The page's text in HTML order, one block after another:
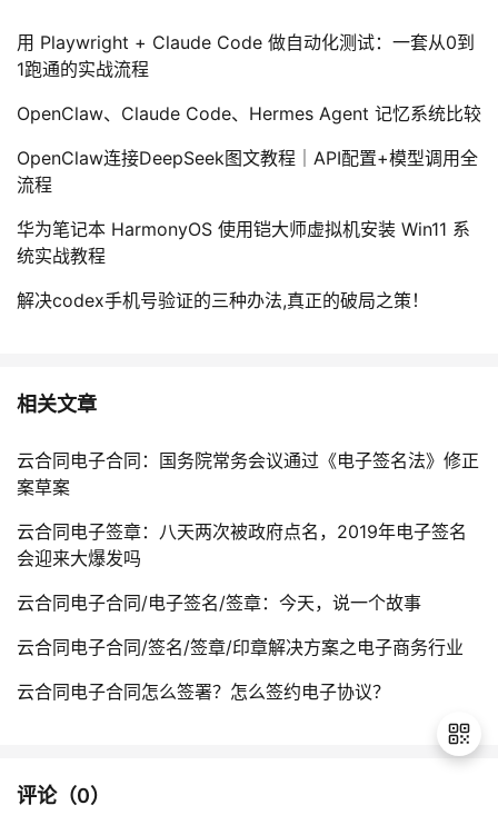
用 Playwright + Claude Code 做自动化测试：一套从0到
1跑通的实战流程
OpenClaw、Claude Code、Hermes Agent 记忆系统比较
OpenClaw连接DeepSeek图文教程｜API配置+模型调用全
流程
华为笔记本 HarmonyOS 使用铠大师虚拟机安装 Win11 系
统实战教程
解决codex手机号验证的三种办法,真正的破局之策！
相关文章
云合同电子合同：国务院常务会议通过《电子签名法》修正
案草案
云合同电子签章：八天两次被政府点名，2019年电子签名
会迎来大爆发吗
云合同电子合同/电子签名/签章：今天，说一个故事
云合同电子合同/签名/签章/印章解决方案之电子商务行业
云合同电子合同怎么签署？怎么签约电子协议？
评论（0）